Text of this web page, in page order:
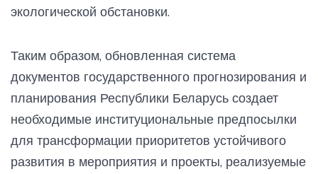
экологической обстановки.
Таким образом, обновленная система
документов государственного прогнозирования и
планирования Республики Беларусь создает
необходимые институциональные предпосылки
для трансформации приоритетов устойчивого
развития в мероприятия и проекты, реализуемые